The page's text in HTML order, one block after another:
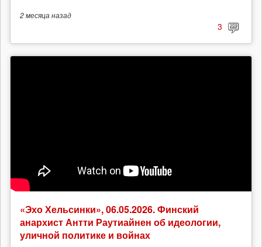
2 месяцаназад
3
«Эхо Хельсинки», 06.05.2026. Финский
анархист Антти Раутиайнен об идеологии,
уличной политике и войнах